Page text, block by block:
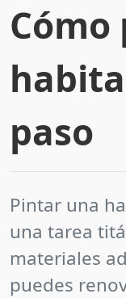
paso
Pintar una
una tarea
materiales
puedes